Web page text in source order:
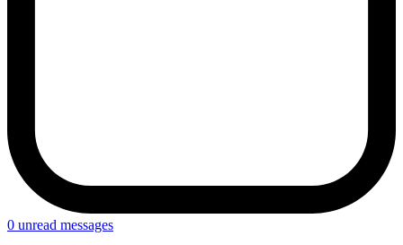
0 unread messages